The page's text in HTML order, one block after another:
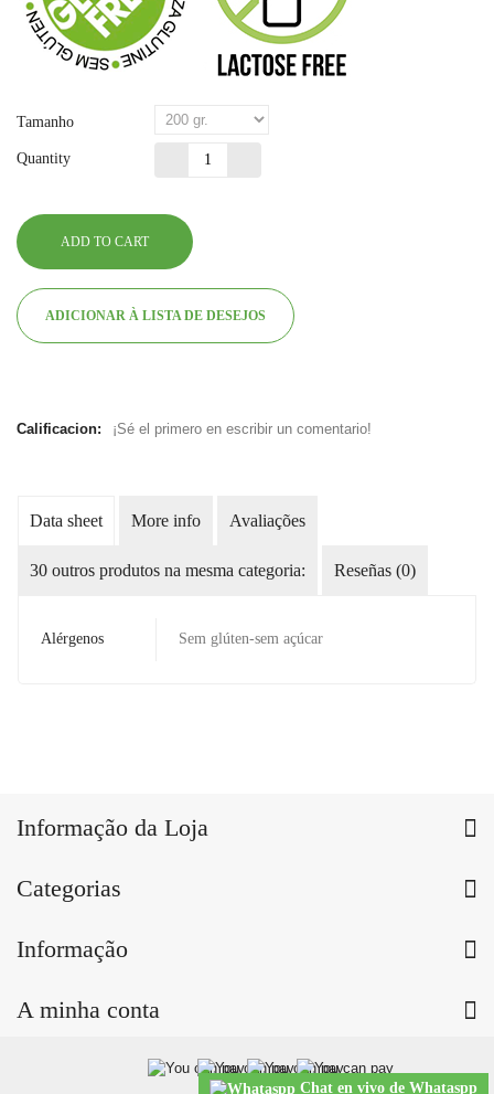
Tamanho
Quantity
ADD TO CART
ADICIONAR À LISTA DE DESEJOS
Calificacion: ¡Sé el primero en escribir un comentario!
Data sheet More info Avaliações
30 outros produtos na mesma categoria: Reseñas (0)
Alérgenos Sem glúten-sem açúcar
Informação da Loja
Categorias
Informação
A minha conta
Chat en vivo de Whataspp